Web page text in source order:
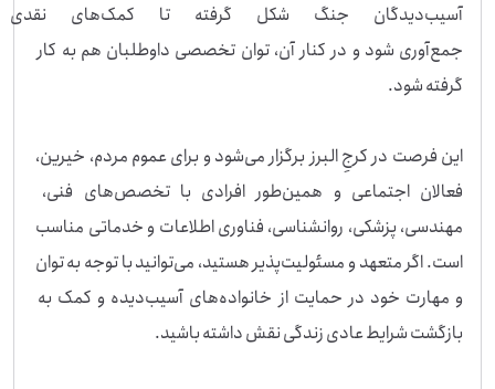
آسیب‌دیدگان جنگ شکل
جمع‌آوری شود و در کنار آن، توان تخصصی داوطلبان هم به کار
این فرصت در کرجِ البرز برگزار می‌شود و برای عموم مردم، خیرین،
فعالان اجتماعی و همین‌طور افرادی با تخصص‌های فنی،
مهندسی، پزشکی، روانشناسی، فناوری اطلاعات و خدماتی مناسب
است. اگر متعهد و مسئولیت‌پذیر هستید، می‌توانید با توجه به توان
و مهارت خود در حمایت از خانواده‌های آسیب‌دیده و کمک به